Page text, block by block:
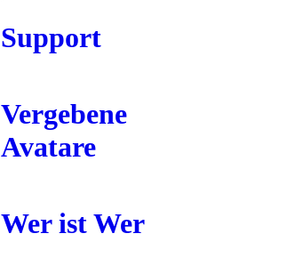
Support
Vergebene
Avatare
Wer ist Wer